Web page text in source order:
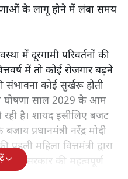
के लागू होने में लंबा समय
में दूरगामी परिवर्तनों की
में तो कोई रोजगार बढ़ने
कोई सुर्खरू होती
घोषणा साल 2029 के आम
रही है। शायद इसीलिए बजट
प्रधानमंत्री नरेंद्र मोदी
महिला वित्तमंत्री द्वारा
सरकार की महत्वपूर्ण